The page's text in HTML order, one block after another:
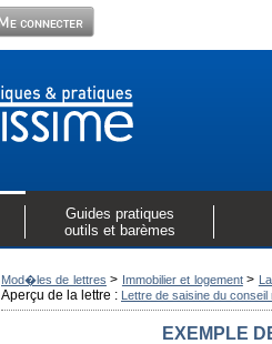
Guides pratiques
outils et barèmes
Mod�les de lettres > Immobilier et logement>
Aperçu de la lettre : Lettre de saisine du
EXEMPLE